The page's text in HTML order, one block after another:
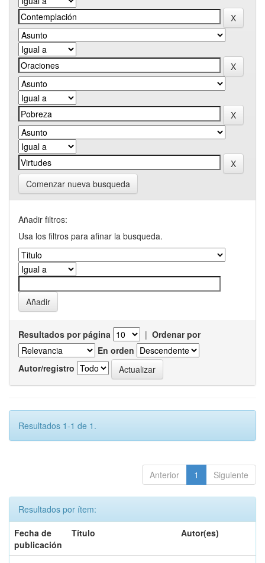
Comenzar nueva busqueda
Añadir filtros:
Usa los filtros para afinar la busqueda.
Resultados por página | Ordenar por
En orden
Autor/registro
Resultados 1-1 de 1.
Anterior 1 Siguiente
Resultados por ítem:
Fecha de
publicación
Título Autor(es)